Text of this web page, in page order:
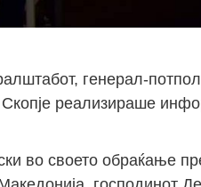
генерал-
реализираше
во своето обраќање